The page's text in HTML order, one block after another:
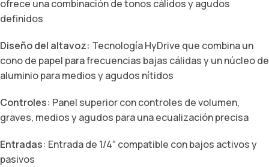
ofrece una combinación de tonos cálidos y agudos
definidos
Diseño del altavoz: Tecnología HyDrive que combina un
cono de papel para frecuencias bajas cálidas y un núcleo de
aluminio para medios y agudos nítidos
Controles: Panel superior con controles de volumen,
graves, medios y agudos para una ecualización precisa
Entradas: Entrada de 1/4″ compatible con bajos activos y
pasivos